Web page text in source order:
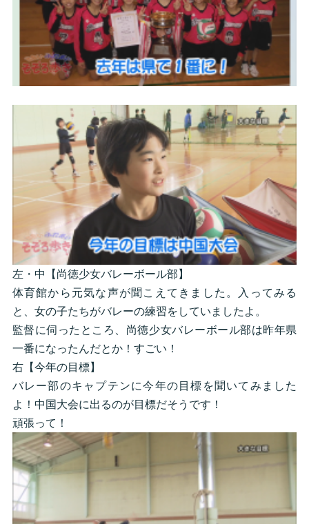
左・中【尚徳少女バレーボール部】
体育館から元気な声が聞こえてきました。入ってみる
と、女の子たちがバレーの練習をしていましたよ。
監督に伺ったところ、尚徳少女バレーボール部は昨年県
一番になったんだとか！すごい！
右【今年の目標】
バレー部のキャプテンに今年の目標を聞いてみました
よ！中国大会に出るのが目標だそうです！
頑張って！